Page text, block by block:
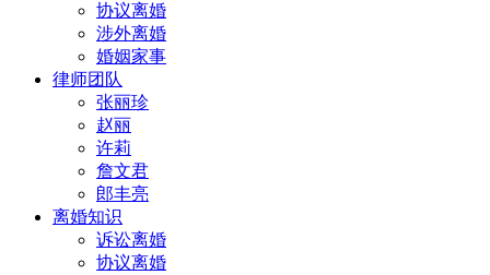
协议离婚
涉外离婚
婚姻家事
律师团队
张丽珍
赵丽
许莉
詹文君
郎丰亮
离婚知识
诉讼离婚
协议离婚